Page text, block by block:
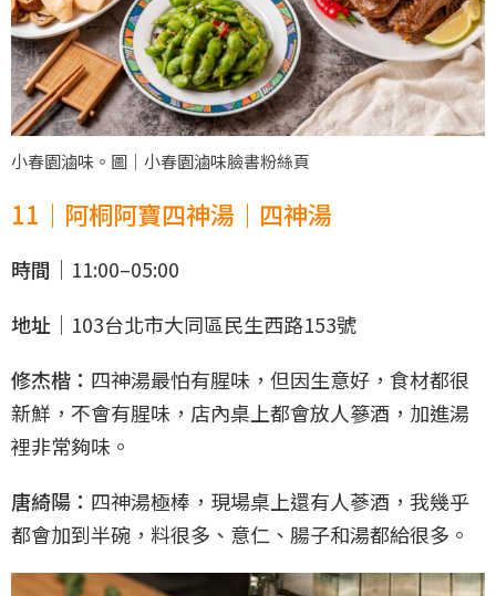
小春園滷味。圖｜小春園滷味臉書粉絲頁
11｜阿桐阿寶四神湯｜四神湯
時間｜ 11:00–05:00
地址｜ 103台北市大同區民生西路153號
修杰楷： 四神湯最怕有腥味，但因生意好，食材都很
新鮮，不會有腥味，店內桌上都會放人篸酒，加進湯
裡非常夠味。
唐綺陽： 四神湯極棒，現場桌上還有人蔘酒，我幾乎
都會加到半碗，料很多、意仁、腸子和湯都給很多。